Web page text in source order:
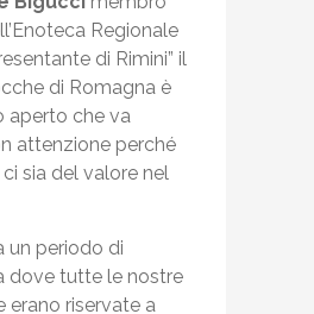
Regionale
di Rimini” il
di Romagna è
aperto che va
attenzione perché
sia del valore nel
un periodo di
dove tutte le nostre
erano riservate a